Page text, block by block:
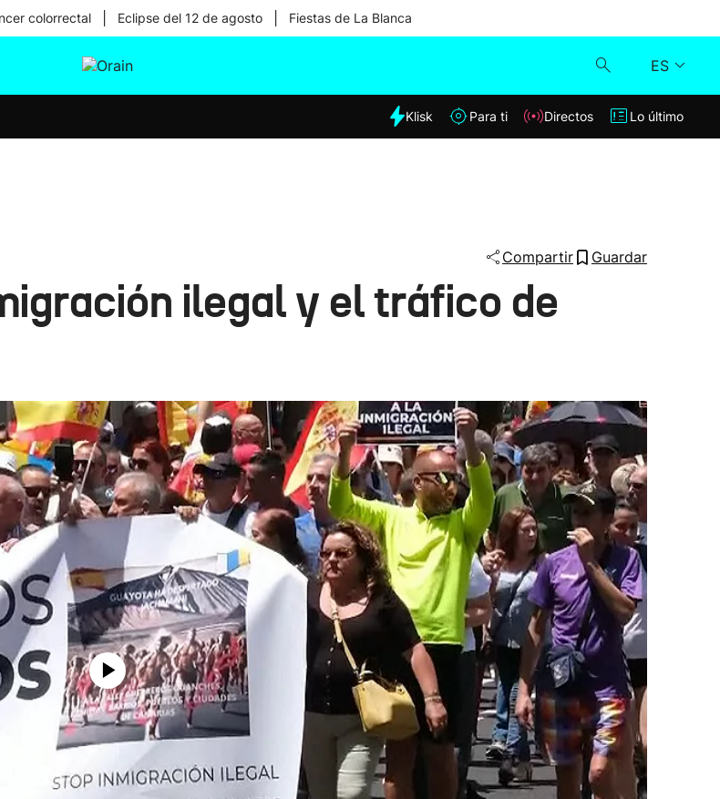
colorrectal Eclipse del 12 de agosto Fiestas de La Blanca
ES
Klisk
Klisk Para ti Directos Lo último
Compartir Guardar
ilegal y el tráfico de